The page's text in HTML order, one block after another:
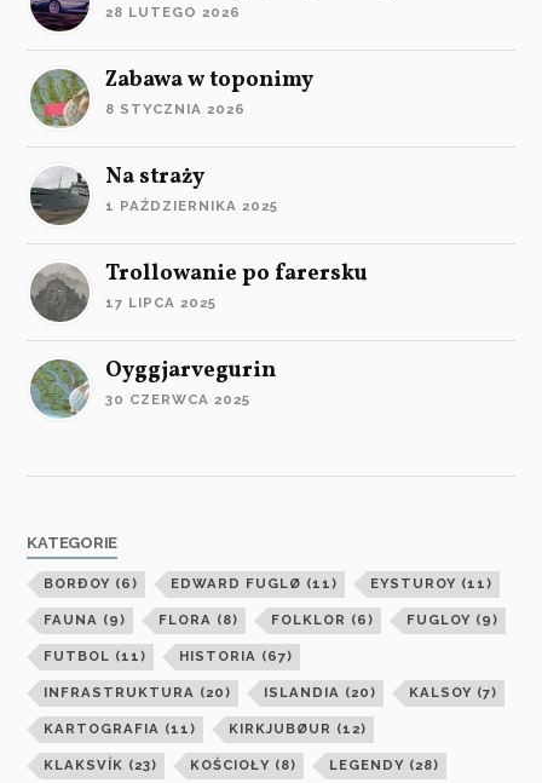
28 LUTEGO 2026
Zabawa w toponimy
8 STYCZNIA 2026
Na straży
1 PAŹDZIERNIKA 2025
Trollowanie po farersku
17 LIPCA 2025
Oyggjarvegurin
30 CZERWCA 2025
KATEGORIE
BORÐOY (6) EDWARD FUGLØ (11) EYSTUROY (11)
FAUNA (9) FLORA (8) FOLKLOR (6) FUGLOY (9)
FUTBOL (11) HISTORIA (67)
INFRASTRUKTURA (20) ISLANDIA (20) KALSOY (7)
KARTOGRAFIA (11) KIRKJUBØUR (12)
KLAKSVÍK (23) KOŚCIOŁY (8) LEGENDY (28)